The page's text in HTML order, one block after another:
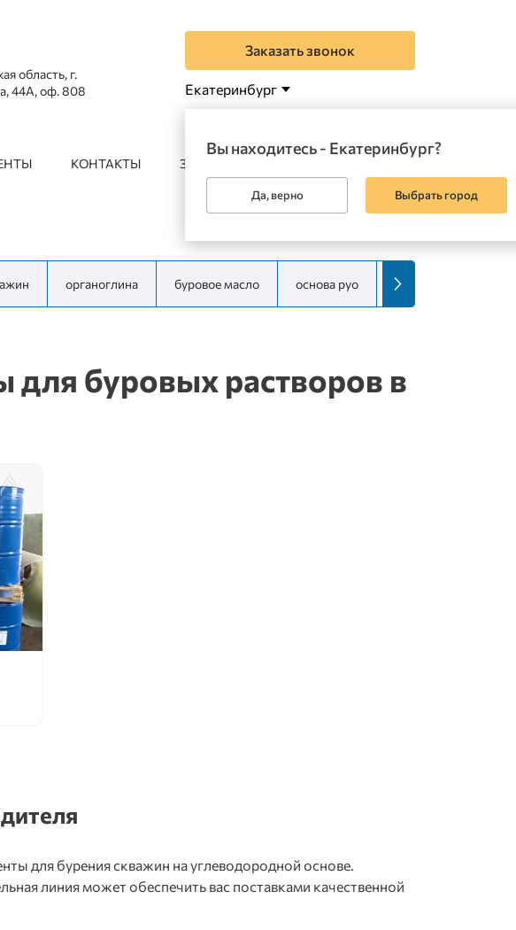
область, г.
44А, оф. 808
Заказать звонок
Екатеринбург
Вы находитесь - Екатеринбург?
Да, верно Выбрать город
КОНТАКТЫ ЗАКАЗАТЬ
органоглина буровое масло основа руо эмульгатор руо
для буровых растворов в
для бурения скважин на углеводородной основе.
линия может обеспечить вас поставками качественной